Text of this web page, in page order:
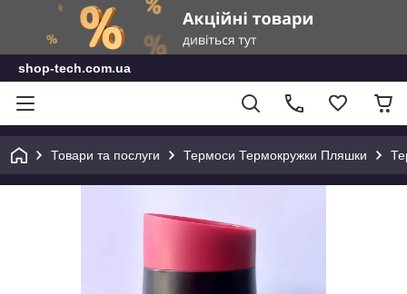
shop-tech.com.ua
Товари та послуги Термоси Термокружки Пляшки